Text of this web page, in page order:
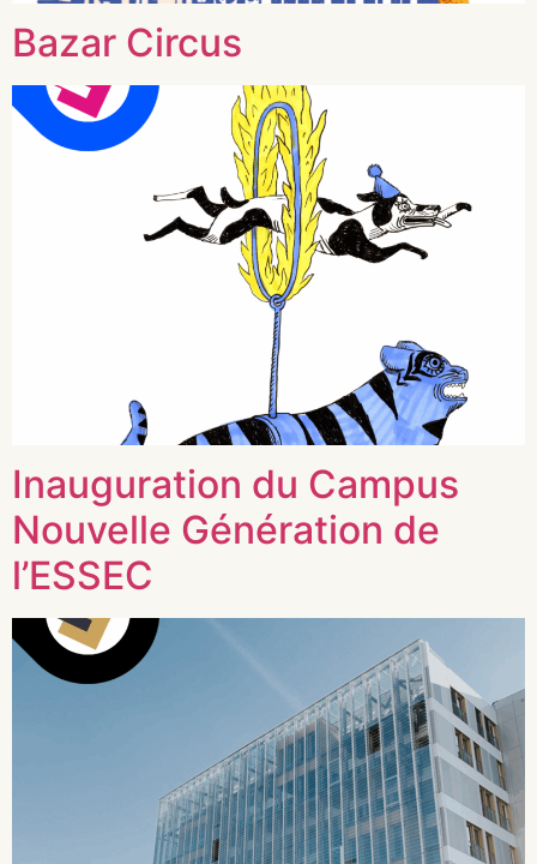
Bazar Circus
Inauguration du Campus
Nouvelle Génération de
l’ESSEC